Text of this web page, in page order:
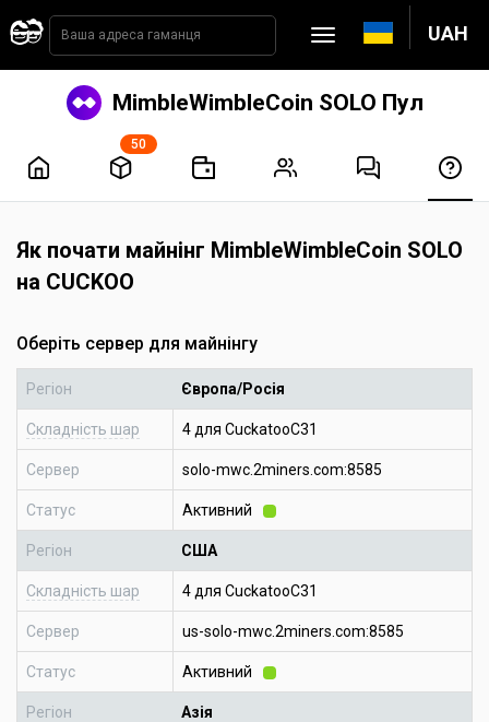
UAH
MimbleWimbleCoin SOLO Пул
50
Як почати майнінг MimbleWimbleCoin SOLO
на CUCKOO
Оберіть сервер для майнінгу
Регіон Європа/Росія
Складність шар 4 для CuckatooC31
Сервер solo-mwc.2miners.com:8585
Статус Активний
Регіон США
Складність шар 4 для CuckatooC31
Сервер us-solo-mwc.2miners.com:8585
Статус Активний
Регіон Азія